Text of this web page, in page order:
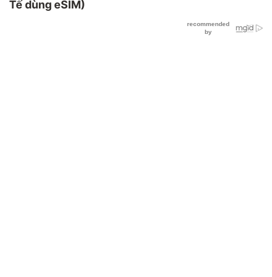
Tế dùng eSIM)